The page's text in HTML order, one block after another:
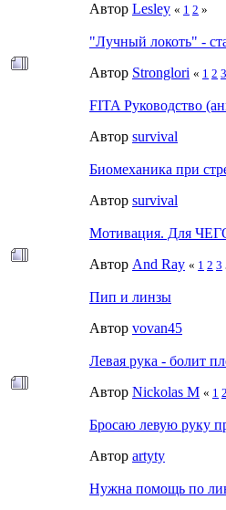
Автор Lesley « 1 2 »
"Лучный локоть" -
Автор Stronglori « 1 2 3
FITA Руководство
Автор survival
Биомеханика при
Автор survival
Мотивация. Для
Автор And Ray « 1 2 3
Пип и линзы
Автор vovan45
Левая рука - болит
Автор Nickolas M « 1 2
Бросаю левую руку
Автор artyty
Нужна помощь по